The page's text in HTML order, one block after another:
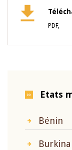
PDF,
Etats
Bénin
Burkina